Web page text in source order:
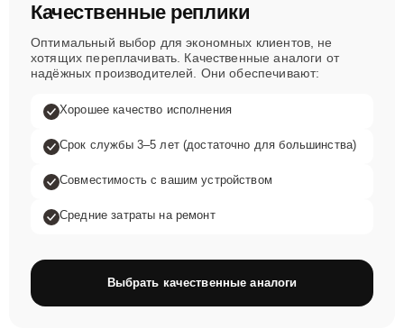
Качественные реплики
Оптимальный выбор для экономных клиентов, не
хотящих переплачивать. Качественные аналоги от
надёжных производителей. Они обеспечивают:
Хорошее качество исполнения
Срок службы 3–5 лет (достаточно для большинства)
Совместимость с вашим устройством
Средние затраты на ремонт
Выбрать качественные аналоги